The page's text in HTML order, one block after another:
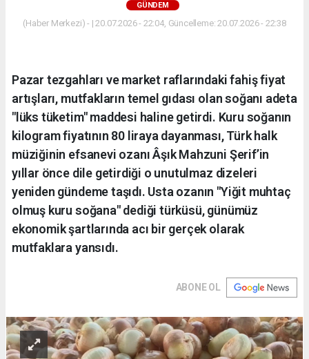
GÜNDEM
(Haber Merkezi) - | 20.07.2026 - 22:04, Güncelleme: 20.07.2026 - 22:38
Pazar tezgahları ve market raflarındaki fahiş fiyat
artışları, mutfakların temel gıdası olan soğanı adeta
"lüks tüketim" maddesi haline getirdi. Kuru soğanın
kilogram fiyatının 80 liraya dayanması, Türk halk
müziğinin efsanevi ozanı Âşık Mahzuni Şerif’in
yıllar önce dile getirdiği o unutulmaz dizeleri
yeniden gündeme taşıdı. Usta ozanın "Yiğit muhtaç
olmuş kuru soğana" dediği türküsü, günümüz
ekonomik şartlarında acı bir gerçek olarak
mutfaklara yansıdı.
ABONE OL